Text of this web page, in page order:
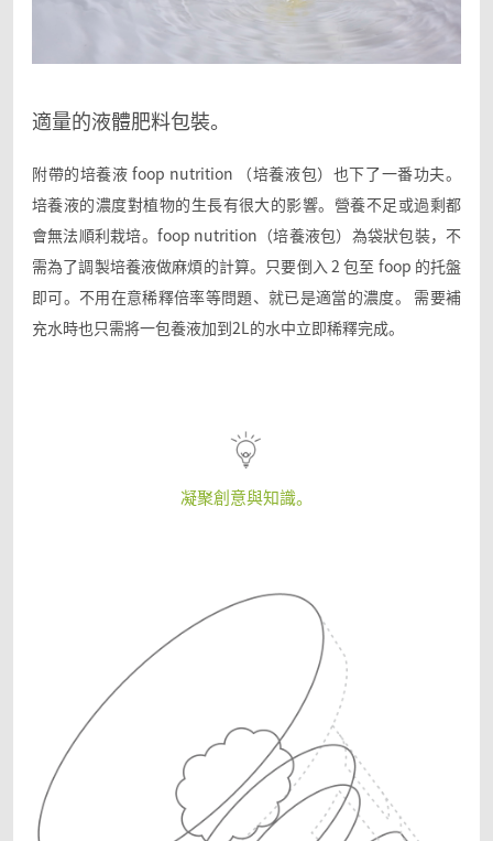
適量的液體肥料包裝。
附帶的培養液 foop nutrition （培養液包）也下了一番功夫。
培養液的濃度對植物的生長有很大的影響。營養不足或過剩都
會無法順利栽培。foop nutrition（培養液包）為袋狀包裝，不
需為了調製培養液做麻煩的計算。只要倒入 2 包至 foop 的托盤
即可。不用在意稀釋倍率等問題、就已是適當的濃度。 需要補
充水時也只需將一包養液加到2L的水中立即稀釋完成。
凝聚創意與知識。